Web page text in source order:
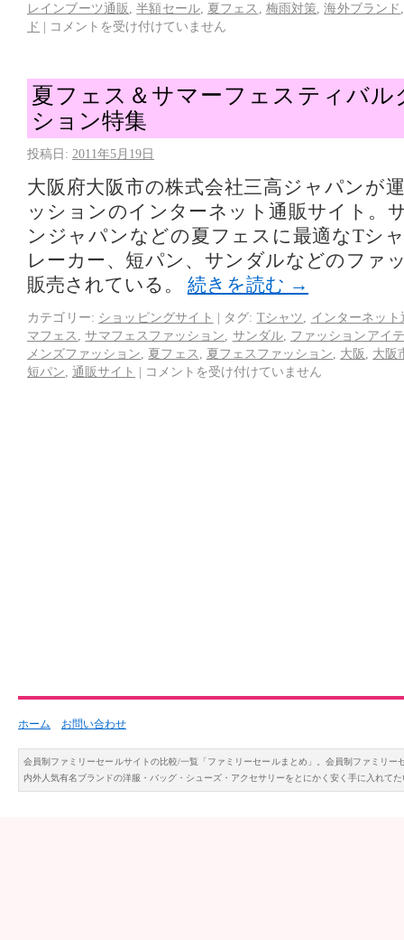
レインブーツ通販
,半額セール, 夏フェス 梅雨対策 ,海外ブランド
ド | コメントを受け付けていません
夏フェス＆サマーフェスティバル
ション特集
投稿日: 2011年5月19日
大阪府大阪市の株式会社三高ジャパンが
ッションのインターネット通販サイト。
ンジャパンなどの夏フェスに最適なTシ
レーカー、短パン、サンダルなどのファ
販売されている。 続きを読む →
カテゴリー: ショッピングサイト | タグ: Tシャツ
インターネット
マフェス
,サマフェスファッション サンダル, ファッションアイ
メンズファッション
夏フェス 夏フェスファッション 大阪
大阪
短パン 通販サイト | コメントを受け付けていません
ホーム お問い合わせ
会員制ファミリーセールサイトの比較/一覧「ファミリーセールまとめ」。会員制ファミリ
内外人気有名ブランドの洋服・バッグ・シューズ・アクセサリーをとにかく安く手に入れて